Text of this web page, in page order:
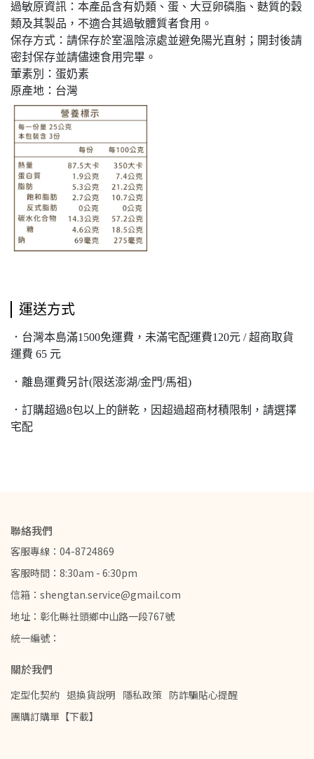
過敏原資訊：本產品含有奶類、蛋、大豆卵磷脂、麩質的穀
類及其製品，不適合其過敏體質者食用。
保存方式：請保存於室溫陰涼處並避免陽光直射；開封後請
密封保存並請儘速食用完畢。
葷素別：蛋奶素
原產地：台灣
運送方式
．台灣本島滿1500免運費，未滿宅配運費120元 / 超商取貨
運費 65 元
．離島運費另計(限送澎湖/金門/馬祖)
．訂購超過8包以上的餅乾，因超過超商材積限制，請選擇
宅配
聯絡我們
客服專線：04-8724869
客服時間：8:30am - 6:30pm
信箱：shengtan.service@gmail.com
地址：彰化縣社頭鄉中山路一段767號
統一編號：
關於我們
定型化契約 退換貨說明 隱私政策 防詐騙貼心提醒
團購訂購單【下載】